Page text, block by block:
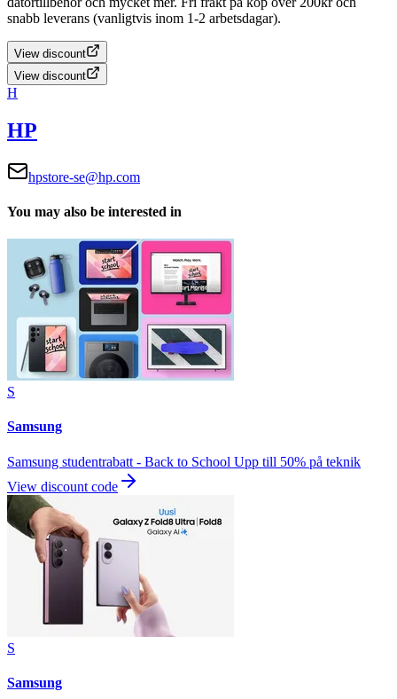
snabb leverans (vanligtvis inom 1-2 arbetsdagar).
View discount
View discount
H
HP
hpstore-se@hp.com
You may also be interested in
S
Samsung
Samsung studentrabatt - Back to School Upp till 50% på teknik
View discount code
S
Samsung